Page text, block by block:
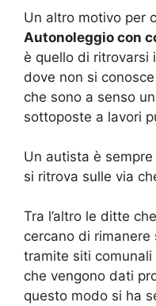
Un altro motivo per
Autonoleggio con
è quello di ritrovarsi
dove non si
che sono a senso
sottoposte a lavori
Un autista è
si ritrova sulle via
Tra l’altro le ditte
cercano di rimanere
tramite siti
che vengono dati
questo modo si ha